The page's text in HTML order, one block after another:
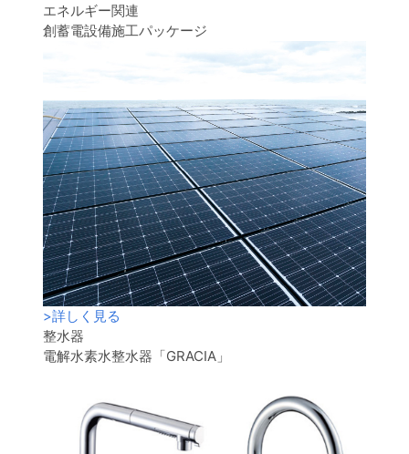
エネルギー関連
創蓄電設備施工パッケージ
>詳しく見る
整水器
電解水素水整水器「GRACIA」